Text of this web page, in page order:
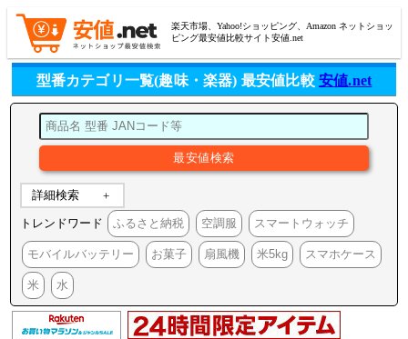
楽天市場、Yahoo!ショッピング、Amazon ネットショッ
ピング最安値比較サイト安値.net
型番カテゴリ一覧(趣味・楽器) 最安値比較安値.net
詳細検索
トレンドワード ふるさと納税 空調服 スマートウォッチ
モバイルバッテリー お菓子 扇風機 米5kg スマホケース
米 水